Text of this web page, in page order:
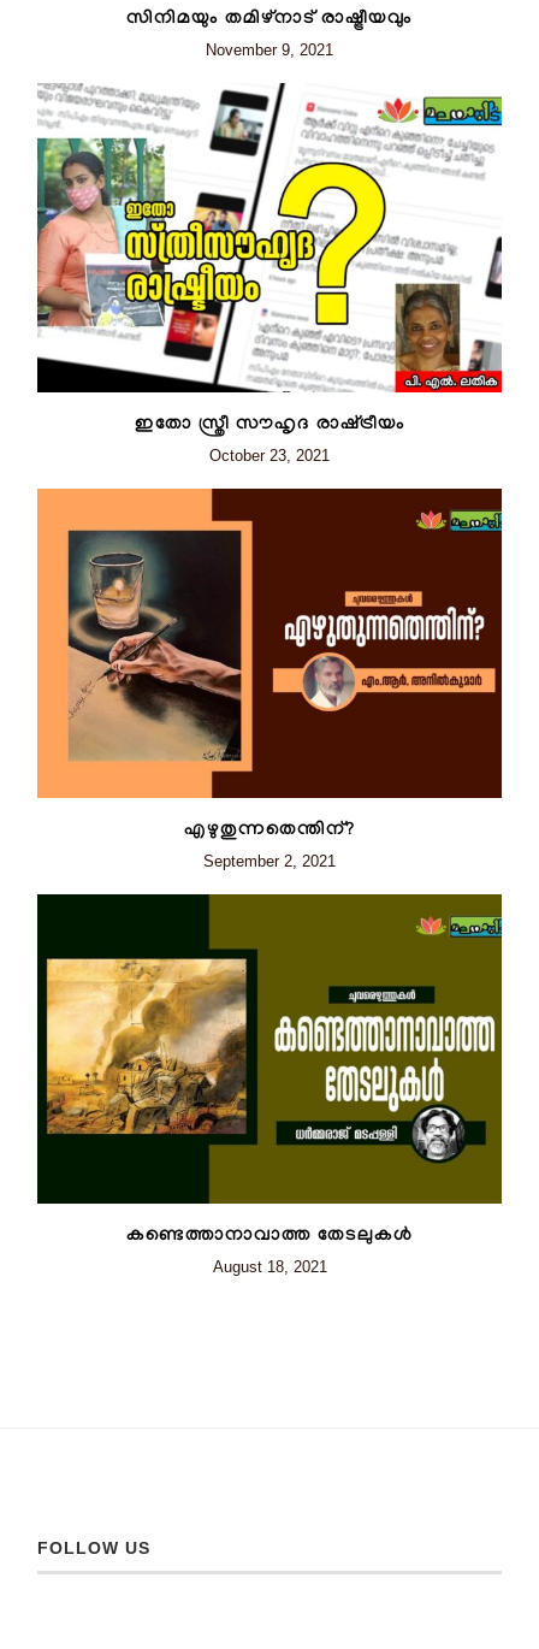
സിനിമയും തമിഴ്നാട് രാഷ്ട്രീയവും
November 9, 2021
ഇതോ സ്ത്രീ സൗഹൃദ രാഷ്‌ട്രീയം
October 23, 2021
എഴുതുന്നതെന്തിന്?
September 2, 2021
കണ്ടെത്താനാവാത്ത തേടലുകൾ
August 18, 2021
FOLLOW US